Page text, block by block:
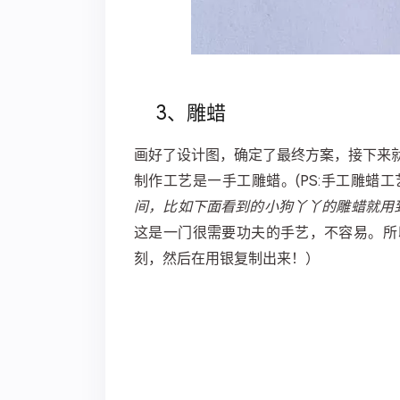
3、雕蜡
画好了设计图，确定了最终方案，接下来
制作工艺是—手工雕蜡。(PS:手工雕蜡
间，比如下面看到的小狗丫丫的雕蜡就
这是一门很需要功夫的手艺，不容易。
刻，然后在用银复制出来！）